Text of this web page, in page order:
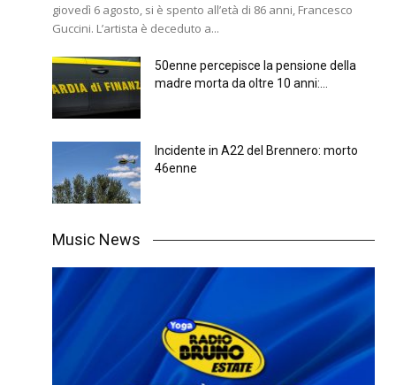
giovedì 6 agosto, si è spento all’età di 86 anni, Francesco
Guccini. L’artista è deceduto a...
50enne percepisce la pensione della
madre morta da oltre 10 anni:...
Incidente in A22 del Brennero: morto
46enne
Music News